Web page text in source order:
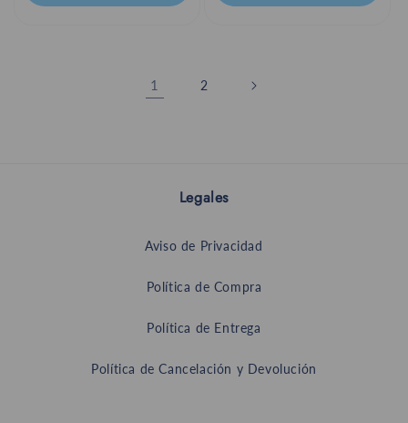
1 2
Legales
Aviso de Privacidad
Política de Compra
Política de Entrega
Política de Cancelación y Devolución